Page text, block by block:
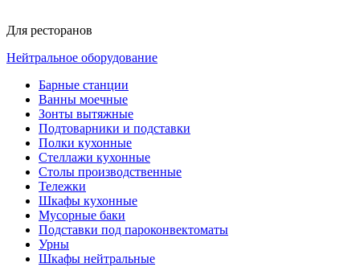
Для ресторанов
Нейтральное оборудование
Барные станции
Ванны моечные
Зонты вытяжные
Подтоварники и подставки
Полки кухонные
Стеллажи кухонные
Столы производственные
Тележки
Шкафы кухонные
Мусорные баки
Подставки под пароконвектоматы
Урны
Шкафы нейтральные